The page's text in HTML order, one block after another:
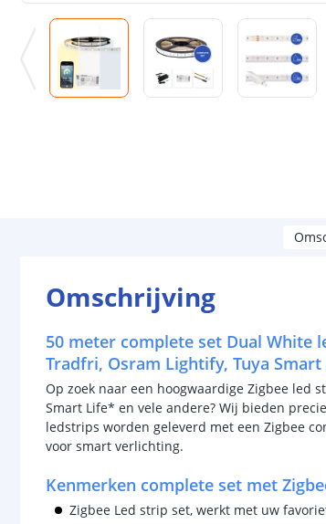
Omschrijving
50 meter complete set Dual White
Tradfri, Osram Lightify, Tuya
Op zoek naar een hoogwaardige Zigbee led
Smart Life* en vele andere? Wij bieden
ledstrips worden geleverd met een Zigbee
voor smart verlichting.
Kenmerken complete set met
Zigbee Led strip set, werkt met uw